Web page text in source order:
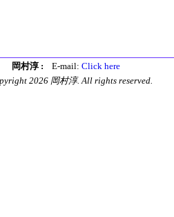
岡村淳 : E-mail: Click here
2026 岡村淳. All rights reserved.